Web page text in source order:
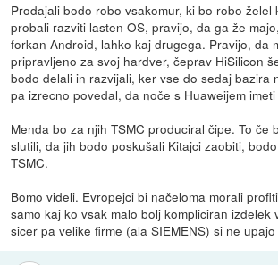
Prodajali bodo robo vsakomur, ki bo robo želel
probali razviti lasten OS, pravijo, da ga že
forkan Android, lahko kaj drugega. Pravijo, da
pripravljeno za svoj hardver, čeprav HiSilicon
bodo delali in razvijali, ker vse do sedaj bazira
pa izrecno povedal, da noče s Huaweijem imeti
Menda bo za njih TSMC produciral čipe. To če
slutili, da jih bodo poskušali Kitajci zaobiti,
TSMC.
Bomo videli. Evropejci bi načeloma morali
samo kaj ko vsak malo bolj kompliciran izdelek
sicer pa velike firme (ala SIEMENS) si ne